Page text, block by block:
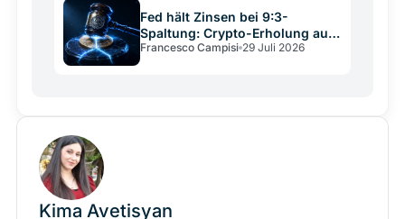
Fed hält Zinsen bei 9:3-
Spaltung: Crypto-Erholung auf
wackligem Grund
Francesco Campisi 29 Juli 2026
Kima Avetisyan